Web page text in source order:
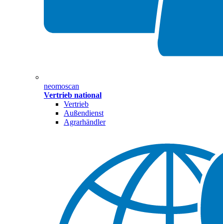
neomoscan
Vertrieb national
Vertrieb
Außendienst
Agrarhändler